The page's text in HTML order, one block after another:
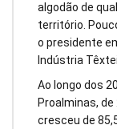
algodão de
território.
o presidente
Indústria
Ao longo dos
Proalminas,
cresceu de